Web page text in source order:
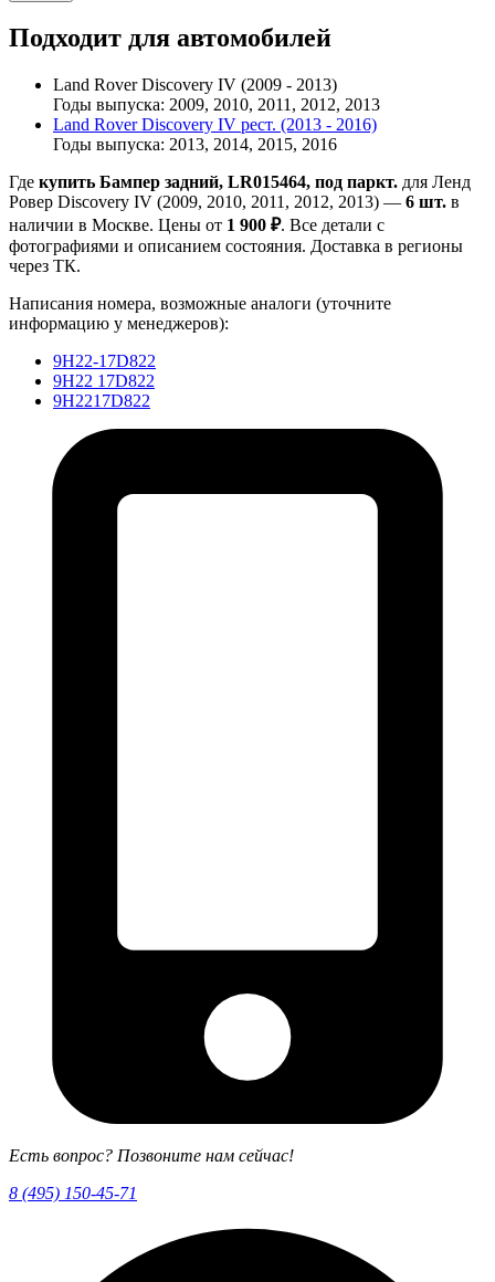
Подходит для автомобилей
Land Rover Discovery IV (2009 - 2013)
Годы выпуска: 2009, 2010, 2011, 2012, 2013
Land Rover Discovery IV рест. (2013 - 2016)
Годы выпуска: 2013, 2014, 2015, 2016
Где купить Бампер задний, LR015464, под паркт. для Ленд
Ровер Discovery IV (2009, 2010, 2011, 2012, 2013) — 6 шт. в
наличии в Москве. Цены от 1 900 ₽. Все детали с
фотографиями и описанием состояния. Доставка в регионы
через ТК.
Написания номера, возможные аналоги (уточните
информацию у менеджеров):
9H22-17D822
9H22 17D822
9H2217D822
Есть вопрос? Позвоните нам сейчас!
8 (495) 150-45-71